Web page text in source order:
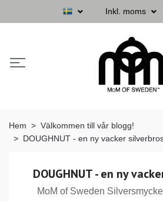
Inkl. moms
Hem
Välkommen till vår blogg!
DOUGHNUT - en ny vacker
DOUGHNUT - en ny
MoM of Sweden